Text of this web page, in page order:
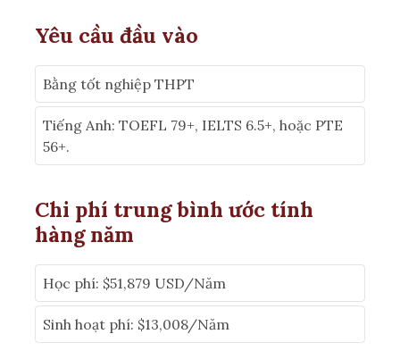
Yêu cầu đầu vào
Bằng tốt nghiệp THPT
Tiếng Anh: TOEFL 79+, IELTS 6.5+, hoặc PTE
56+.
Chi phí trung bình ước tính
hàng năm
Học phí: $51,879 USD/Năm
Sinh hoạt phí: $13,008/Năm